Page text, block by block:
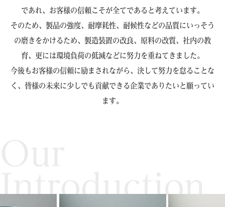
であれ、お客様の信頼こそが全てであると考えています。
そのため、製品の強度、耐摩耗性、耐候性などの品質にいっそう
の磨きをかけるため、製造装置の改良、原料の改質、社内の教
育、更には環境負荷の低減などに努力を重ねてきました。
今後もお客様の信頼に励まされながら、決して努力を怠ることな
く、皆様の未来に少しでも貢献できる企業でありたいと願ってい
ます。
Introduction